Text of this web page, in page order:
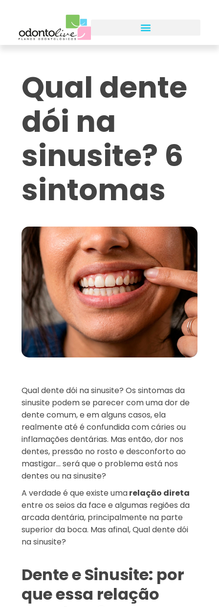
Qual dente
dói na
sinusite? 6
sintomas
Qual dente dói na sinusite? Os sintomas da
sinusite podem se parecer com uma dor de
dente comum, e em alguns casos, ela
realmente até é confundida com cáries ou
inflamações dentárias. Mas então, dor nos
dentes, pressão no rosto e desconforto ao
mastigar… será que o problema está nos
dentes ou na sinusite?
A verdade é que existe umarelação direta
entre os seios da face e algumas regiões da
arcada dentária, principalmente na parte
superior da boca. Mas afinal, Qual dente dói
na sinusite?
Dente e Sinusite: por
que essa relação